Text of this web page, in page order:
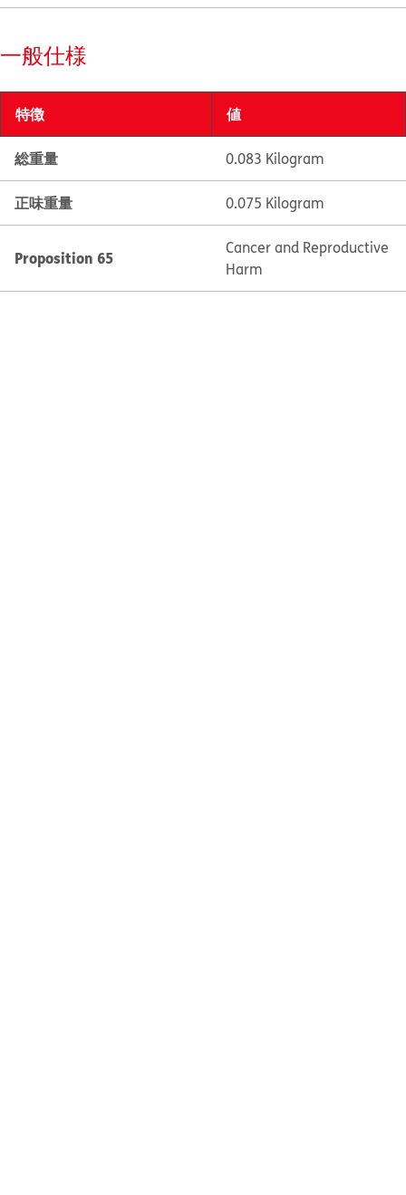
一般仕様
特徴 値
総重量 0.083 Kilogram
正味重量 0.075 Kilogram
Proposition 65
Cancer and Reproductive
Harm